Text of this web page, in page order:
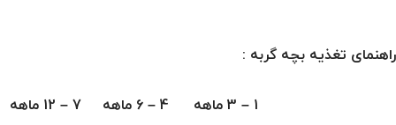
راهنمای تغذیه بچه گربه :
1 – 3 ماهه 4 – 6 ماهه 7 – 12 ماهه